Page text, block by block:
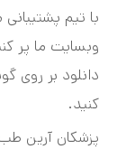
با تیم
وبسایت ما پر
دانلود بر روی
کنید.
پزشکان آرین طب